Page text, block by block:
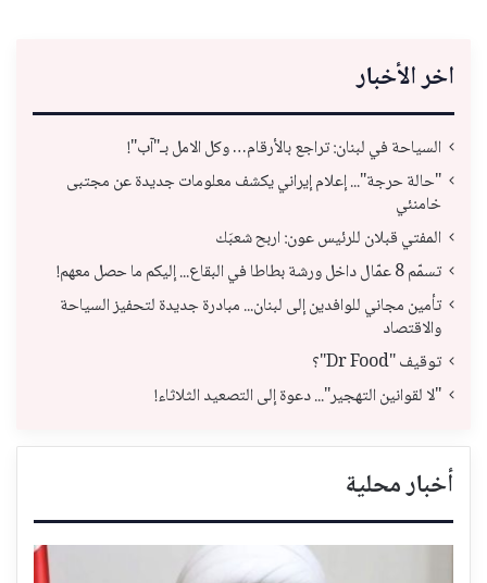
اخر الأخبار
السياحة في لبنان: تراجع بالأرقام… وكل الامل بـ"آب"!
"حالة حرجة"... إعلام إيراني يكشف معلومات جديدة عن مجتبى
خامنئي
المفتي قبلان للرئيس عون: اربح شعبَك
تسمّم 8 عمّال داخل ورشة بطاطا في البقاع... إليكم ما حصل معهم!
تأمين مجاني للوافدين إلى لبنان... مبادرة جديدة لتحفيز السياحة
والاقتصاد
توقيف "Dr Food"؟
"لا لقوانين التهجير"... دعوة إلى التصعيد الثلاثاء!
أخبار محلية